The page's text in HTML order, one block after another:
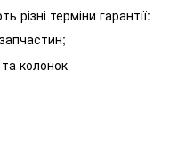
різні терміни гарантії:
колонок